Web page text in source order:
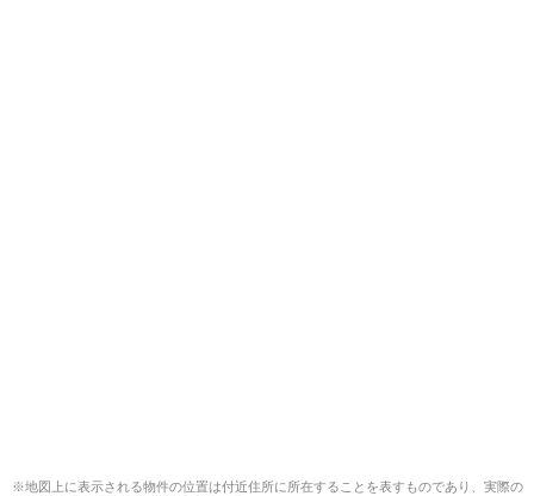
※地図上に表示される物件の位置は付近住所に所在することを表すものであり、実際の